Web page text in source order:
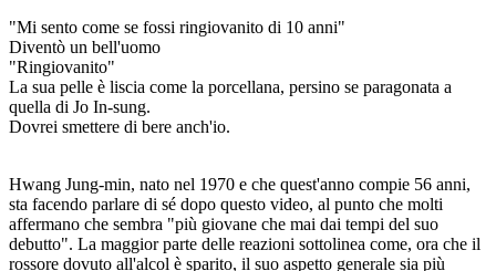
"Mi sento come se fossi ringiovanito di 10 anni"
Diventò un bell'uomo
"Ringiovanito"
La sua pelle è liscia come la porcellana, persino se paragonata a
quella di Jo In-sung.
Dovrei smettere di bere anch'io.
Hwang Jung-min, nato nel 1970 e che quest'anno compie 56 anni,
sta facendo parlare di sé dopo questo video, al punto che molti
affermano che sembra "più giovane che mai dai tempi del suo
debutto". La maggior parte delle reazioni sottolinea come, ora che il
rossore dovuto all'alcol è sparito, il suo aspetto generale sia più